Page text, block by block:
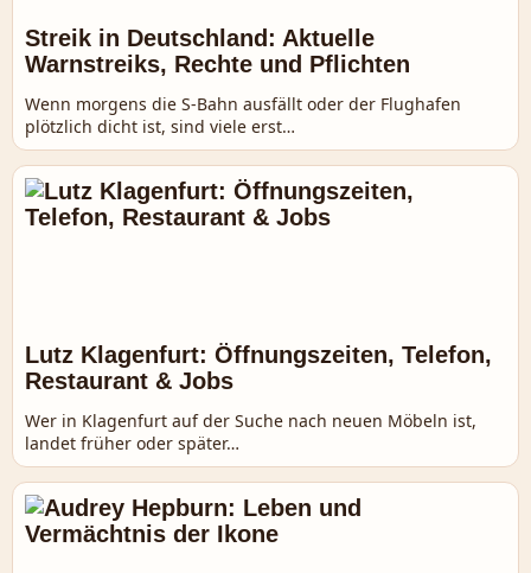
Streik in Deutschland: Aktuelle
Warnstreiks, Rechte und Pflichten
Wenn morgens die S-Bahn ausfällt oder der Flughafen
plötzlich dicht ist, sind viele erst…
Lutz Klagenfurt: Öffnungszeiten, Telefon,
Restaurant & Jobs
Wer in Klagenfurt auf der Suche nach neuen Möbeln ist,
landet früher oder später…